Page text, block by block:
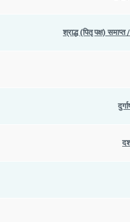
श्राद्ध (पितृ पक्ष) समाप्त